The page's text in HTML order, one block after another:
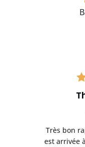
Très bon
est arrivée